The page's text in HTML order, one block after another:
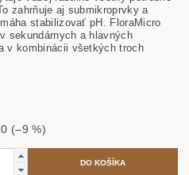
zahrňuje aj submikroprvky a
stabilizovať pH. FloraMicro
sekundárnych a hlavných
v kombinácii všetkých troch
(–9 %)